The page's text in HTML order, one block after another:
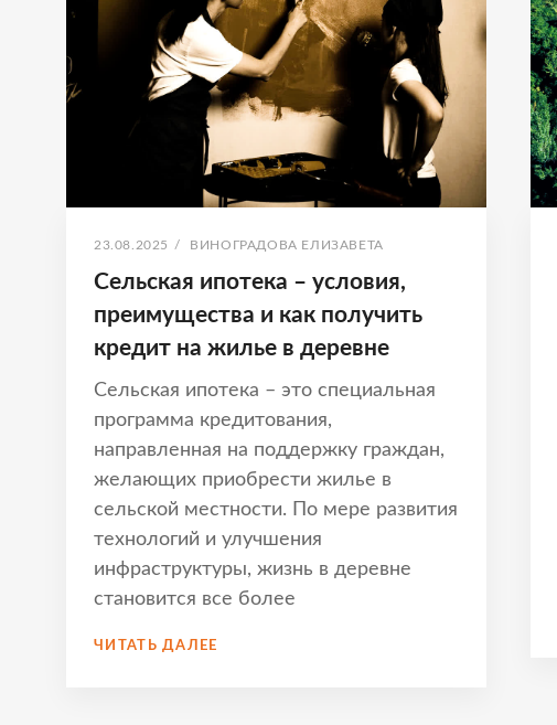
ипотека
ОПУБЛИКОВАНО
23.08.2025 / АВТОР:
ВИНОГРАДОВА ЕЛИЗАВЕТА
Сельская ипотека – условия,
преимущества и как получить
кредит на жилье в деревне
Сельская ипотека – это специальная
программа кредитования,
направленная на поддержку граждан,
желающих приобрести жилье в
сельской местности. По мере развития
технологий и улучшения
инфраструктуры, жизнь в деревне
становится все более
ЧИТАТЬ ДАЛЕЕ